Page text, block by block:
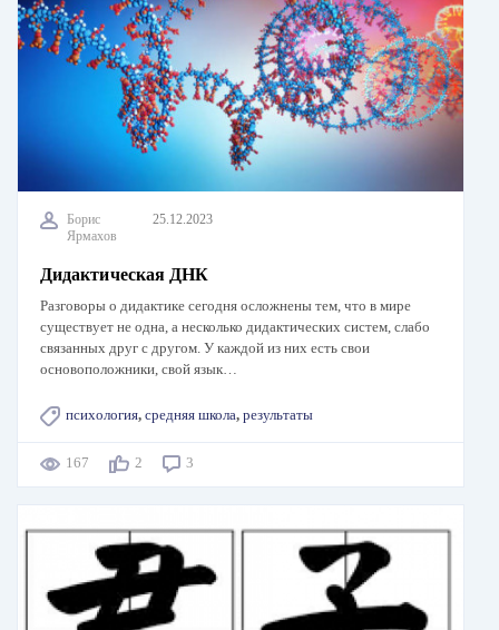
Борис
Ярмахов
25.12.2023
Дидактическая ДНК
Разговоры о дидактике сегодня осложнены тем, что в мире
существует не одна, а несколько дидактических систем, слабо
связанных друг с другом. У каждой из них есть свои
основоположники, свой язык…
психология, средняя школа, результаты
167 2 3